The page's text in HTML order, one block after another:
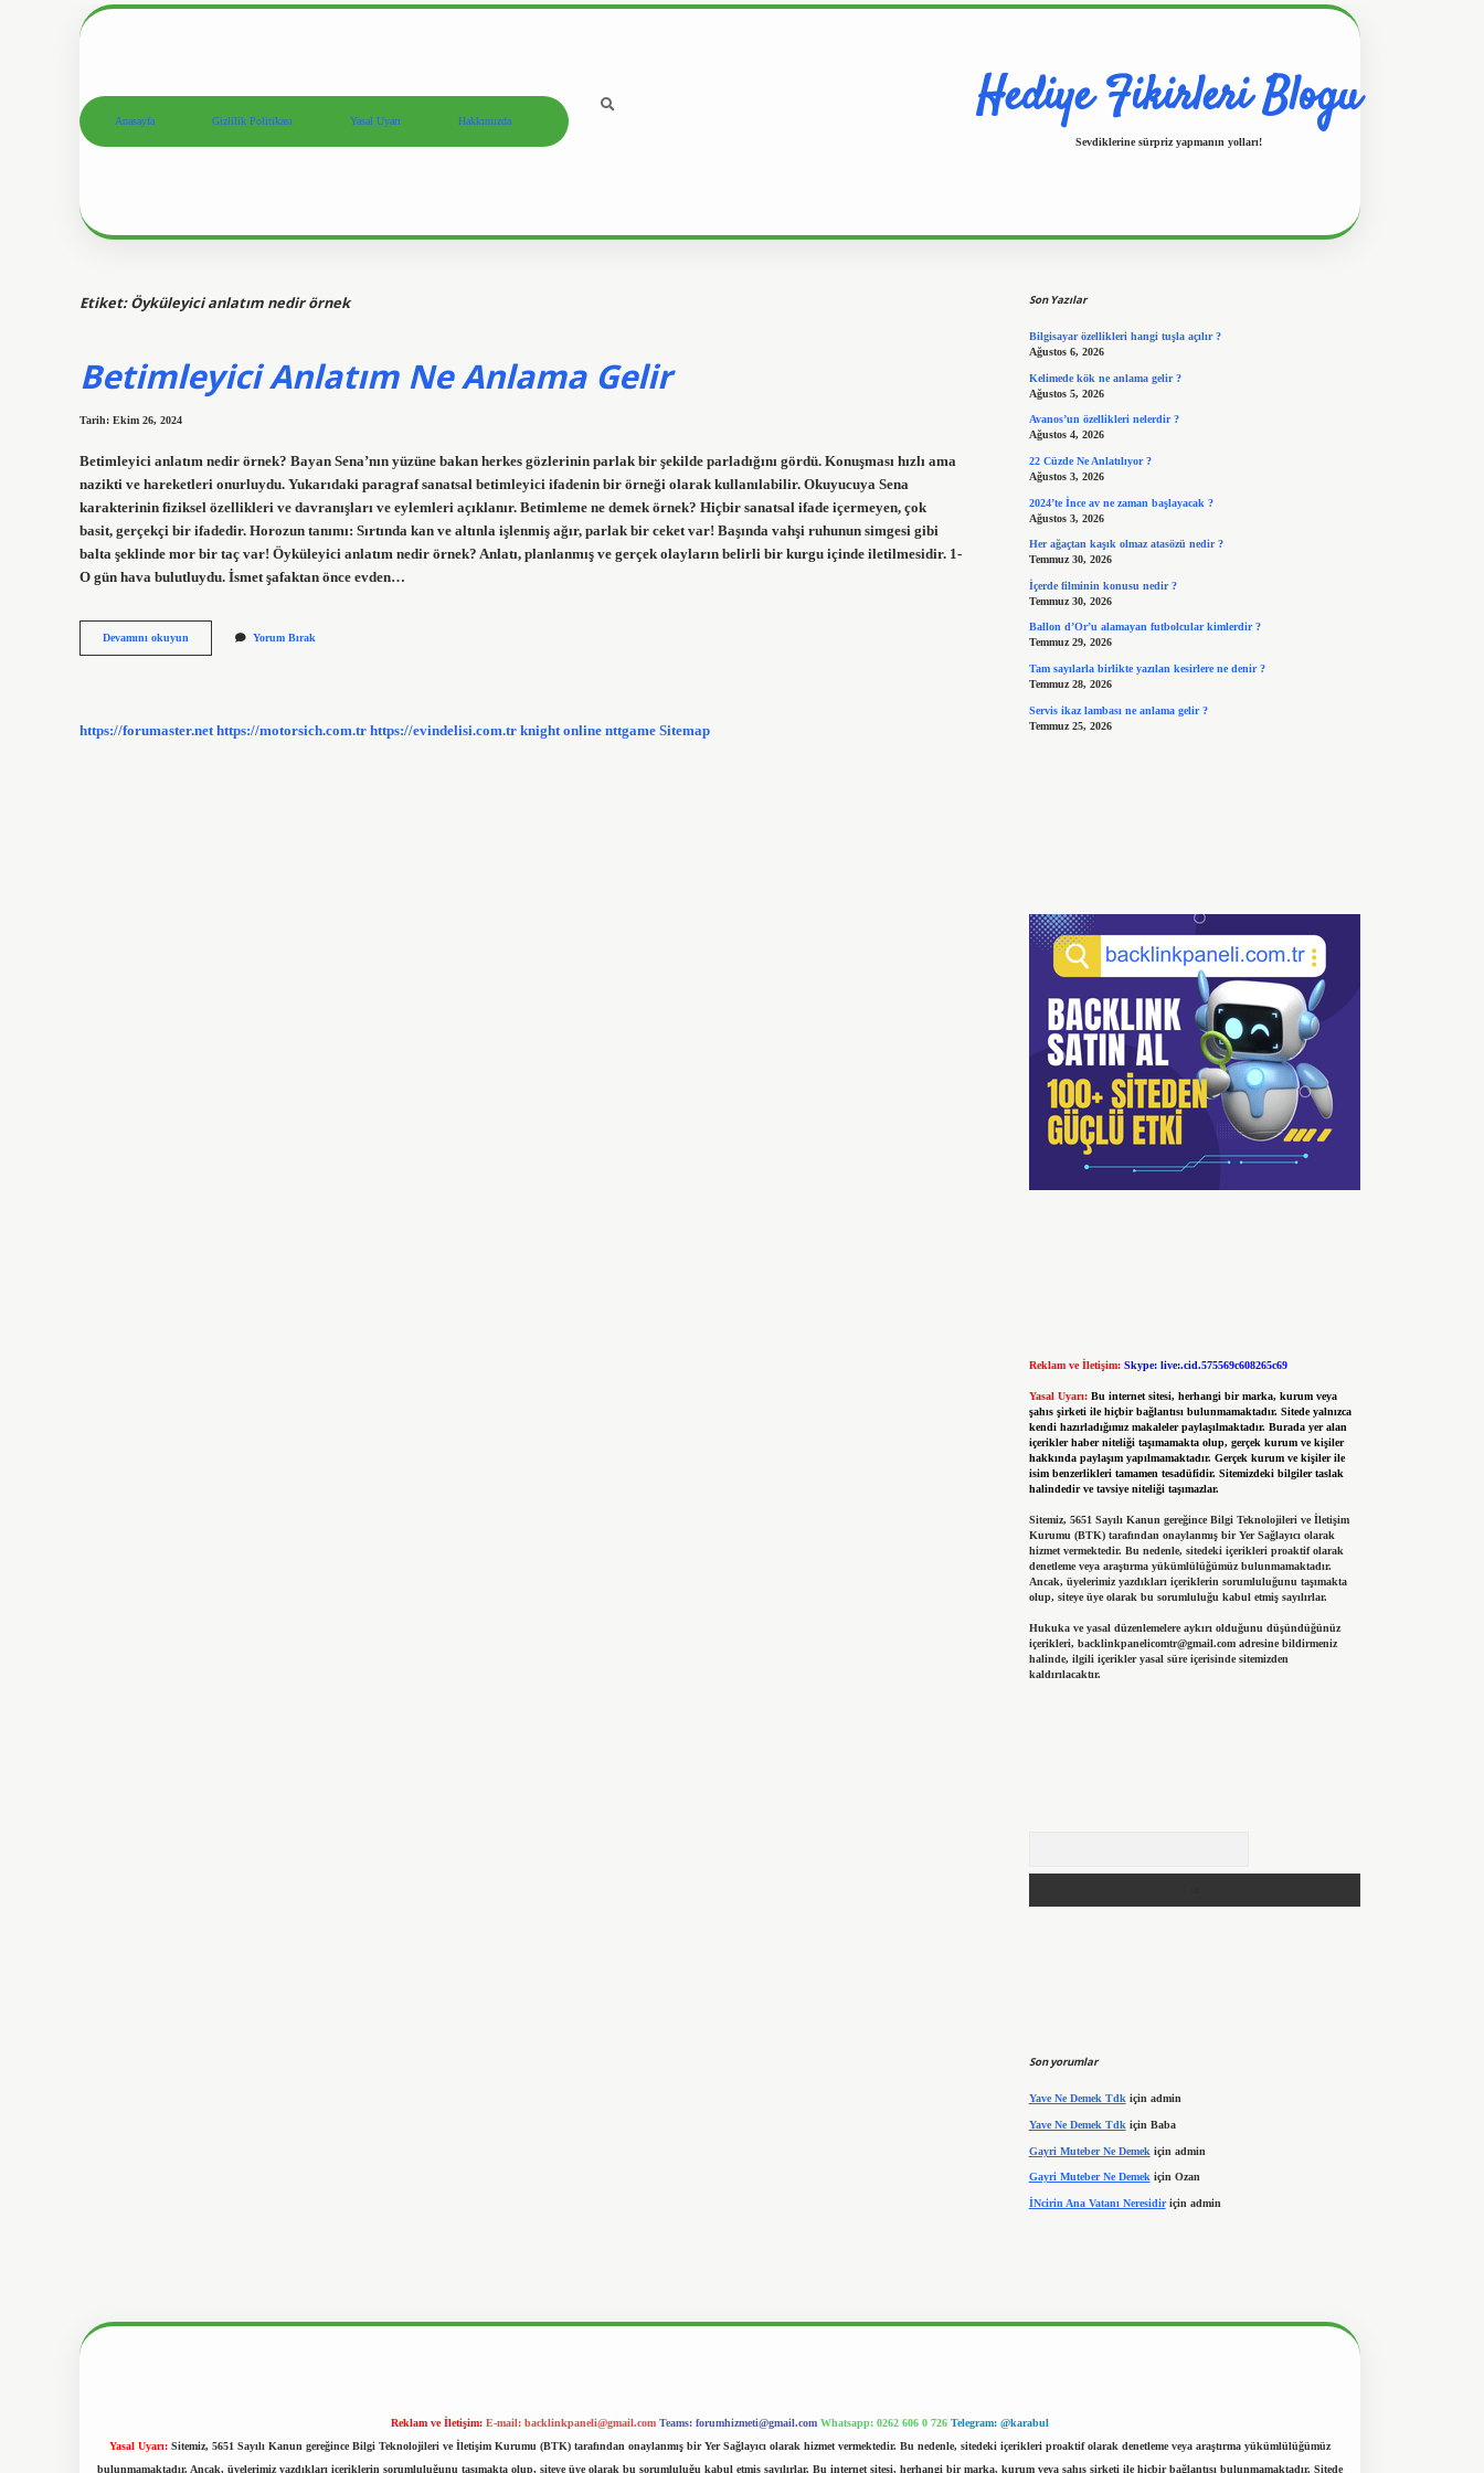
Anasayfa Gizlilik Politikası Yasal Uyarı Hakkımızda Hediye Fikirleri Blogu
Sevdiklerine sürpriz yapmanın yolları!
Etiket:Öyküleyici anlatım nedir örnek
Betimleyici Anlatım Ne Anlama Gelir
Tarih: Ekim 26, 2024
Betimleyici anlatım nedir örnek? Bayan Sena’nın yüzüne bakan herkes gözlerinin parlak bir şekilde parladığını gördü. Konuşması hızlı ama
nazikti ve hareketleri onurluydu. Yukarıdaki paragraf sanatsal betimleyici ifadenin bir örneği olarak kullanılabilir. Okuyucuya Sena
karakterinin fiziksel özellikleri ve davranışları ve eylemleri açıklanır. Betimleme ne demek örnek? Hiçbir sanatsal ifade içermeyen, çok
basit, gerçekçi bir ifadedir. Horozun tanımı: Sırtında kan ve altınla işlenmiş ağır, parlak bir ceket var! Başında vahşi ruhunun simgesi gibi
balta şeklinde mor bir taç var! Öyküleyici anlatım nedir örnek? Anlatı, planlanmış ve gerçek olayların belirli bir kurgu içinde iletilmesidir. 1-
O gün hava bulutluydu. İsmet şafaktan önce evden…
Devamını okuyun Betimleyici
Anlatım
Yorum Bırak
https://forumaster.net https://motorsich.com.tr https://evindelisi.com.tr knight online nttgame Sitemap
Son Yazılar
Bilgisayar özellikleri hangi tuşla açılır ?
Ağustos 6, 2026
Kelimede kök ne anlama gelir ?
Ağustos 5, 2026
Avanos’un özellikleri nelerdir ?
Ağustos 4, 2026
22 Cüzde Ne Anlatılıyor ?
Ağustos 3, 2026
2024’te İnce av ne zaman başlayacak ?
Ağustos 3, 2026
Her ağaçtan kaşık olmaz atasözü nedir ?
Temmuz 30, 2026
İçerde filminin konusu nedir ?
Temmuz 30, 2026
Ballon d’Or’u alamayan futbolcular kimlerdir ?
Temmuz 29, 2026
Tam sayılarla birlikte yazılan kesirlere ne denir ?
Temmuz 28, 2026
Servis ikaz lambası ne anlama gelir ?
Temmuz 25, 2026
Reklam ve İletişim: Skype: live:.cid.575569c608265c69
Yasal Uyarı: Bu internet sitesi, herhangi bir marka, kurum veya
şahıs şirketi ile hiçbir bağlantısı bulunmamaktadır. Sitede yalnızca
kendi hazırladığımız makaleler paylaşılmaktadır. Burada yer alan
içerikler haber niteliği taşımamakta olup, gerçek kurum ve kişiler
hakkında paylaşım yapılmamaktadır. Gerçek kurum ve kişiler ile
isim benzerlikleri tamamen tesadüfidir. Sitemizdeki bilgiler taslak
halindedir ve tavsiye niteliği taşımazlar.
Sitemiz, 5651 Sayılı Kanun gereğince Bilgi Teknolojileri ve İletişim
Kurumu (BTK) tarafından onaylanmış bir Yer Sağlayıcı olarak
hizmet vermektedir. Bu nedenle, sitedeki içerikleri proaktif olarak
denetleme veya araştırma yükümlülüğümüz bulunmamaktadır.
Ancak, üyelerimiz yazdıkları içeriklerin sorumluluğunu taşımakta
olup, siteye üye olarak bu sorumluluğu kabul etmiş sayılırlar.
Hukuka ve yasal düzenlemelere aykırı olduğunu düşündüğünüz
içerikleri, backlinkpanelicomtr@gmail.comadresine bildirmeniz
halinde, ilgili içerikler yasal süre içerisinde sitemizden
kaldırılacaktır.
Son yorumlar
Yave Ne Demek Tdkiçin admin
Yave Ne Demek Tdk için Baba
Gayri Muteber Ne Demek için admin
Gayri Muteber Ne Demek için Ozan
İNcirin Ana Vatanı Neresidiriçin admin
Reklam ve İletişim: E-mail: backlinkpaneli@gmail.com Teams: forumhizmeti@gmail.com Whatsapp: 0262 606 0 726 Telegram: @karabul
Yasal Uyarı: Sitemiz, 5651 Sayılı Kanun gereğince Bilgi Teknolojileri ve İletişim Kurumu (BTK) tarafından onaylanmış bir Yer Sağlayıcı olarak hizmet vermektedir. Bu nedenle, sitedeki içerikleri proaktif olarak denetleme veya araştırma yükümlülüğümüz
bulunmamaktadır. Ancak, üyelerimiz yazdıkları içeriklerin sorumluluğunu taşımakta olup, siteye üye olarak bu sorumluluğu kabul etmiş sayılırlar. Bu internet sitesi, herhangi bir marka, kurum veya şahıs şirketi ile hiçbir bağlantısı bulunmamaktadır. Sitede